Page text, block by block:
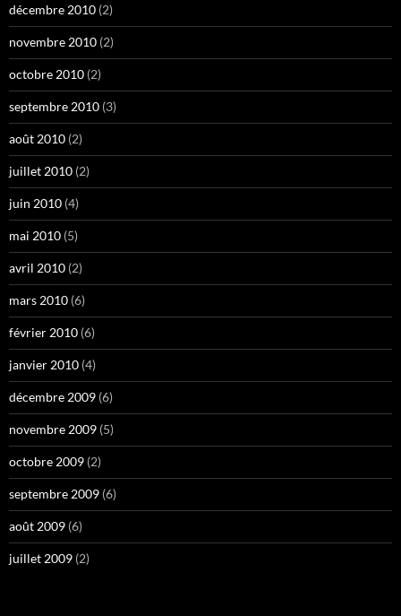
décembre 2010 (2)
novembre 2010 (2)
octobre 2010 (2)
septembre 2010 (3)
août 2010 (2)
juillet 2010 (2)
juin 2010 (4)
mai 2010 (5)
avril 2010 (2)
mars 2010 (6)
février 2010 (6)
janvier 2010 (4)
décembre 2009 (6)
novembre 2009 (5)
octobre 2009 (2)
septembre 2009 (6)
août 2009 (6)
juillet 2009 (2)